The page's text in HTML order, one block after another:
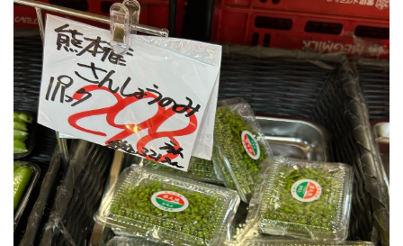
無料掲載お申し込み
掲載内容のご確認はこちら
ログイン